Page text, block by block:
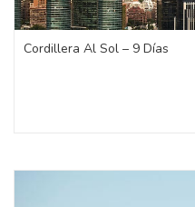
Cordillera Al Sol – 9 Días